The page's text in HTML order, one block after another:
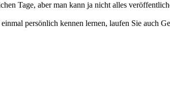
Tage, aber man kann ja nicht alles
persönlich kennen lernen, laufen Sie auch